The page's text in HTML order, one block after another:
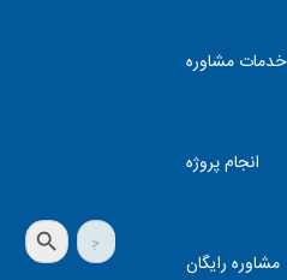
خدمات مشاوره
انجام پروژه
مشاوره رایگان
جستجو
برای:
دکمه جستجو